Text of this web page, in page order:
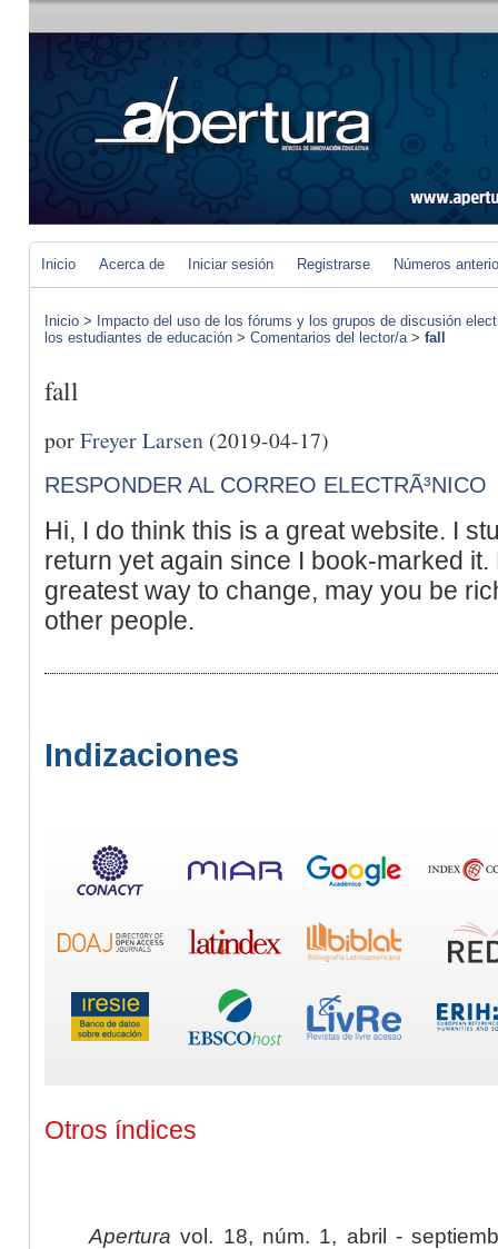
Inicio Acerca de Iniciar sesión Registrarse Números
Inicio > Impacto del uso de los fórums y los grupos de discusión
los estudiantes de educación > Comentarios del lector/a> fall
fall
porFreyer Larsen (2019-04-17)
RESPONDER AL CORREO ELECTRÃ³NICO
Hi, I do think this is a great website. I
return yet again since I book-marked
greatest way to change, may you be
other people.
Indizaciones
Otros índices
Apertura vol. 18, núm. 1, abril -